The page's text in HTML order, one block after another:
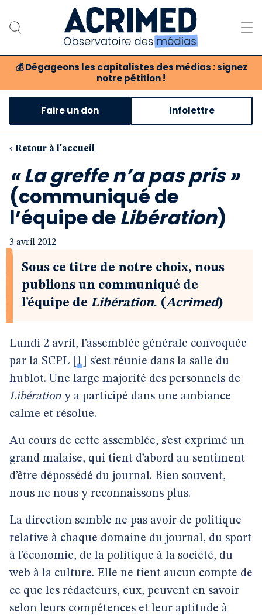
💰 Dégageons les capitalistes des médias : signez
notre pétition !
Notre association
Notre critique des médias
Nos propositions
Notre revue
Boutique
Faire un don Infolettre
‹ Retour à l'accueil
« La greffe n’a pas pris »
(communiqué de
l’équipe de Libération)
3 avril 2012
Sous ce titre de notre choix, nous
publions un communiqué de
l’équipe de Libération. (Acrimed)
Lundi 2 avril, l’assemblée générale convoquée
par la SCPL 1
s’est réunie dans la salle du
hublot. Une large majorité des personnels de
Libération y a participé dans une ambiance
calme et résolue.
Au cours de cette assemblée, s’est exprimé un
grand malaise, qui tient d’abord au sentiment
d’être dépossédé du journal. Bien souvent,
nous ne nous y reconnaissons plus.
La direction semble ne pas avoir de politique
relative à chaque domaine du journal, du sport
à l’économie, de la politique à la société, du
web à la culture. Elle ne tient aucun compte de
ce que les rédacteurs, eux, peuvent en savoir
selon leurs compétences et leur aptitude à